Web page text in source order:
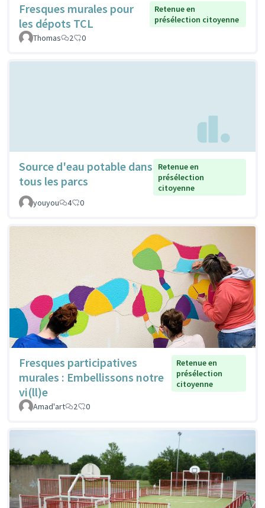
Fresques murales pour
les dépots TCL
Retenue en
présélection citoyenne
Thomas
2 0
Source d'eau potable dans
tous les parcs
Retenue en
présélection
citoyenne
youyou
4 0
Fresques participatives
murales : Embellissons notre
vi(ll)e
Retenue en
présélection
citoyenne
Amad'art 2 0